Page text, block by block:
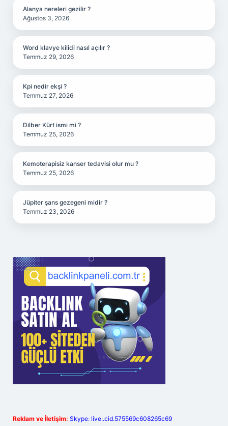
Alanya nereleri gezilir ?
Ağustos 3, 2026
Word klavye kilidi nasıl açılır ?
Temmuz 29, 2026
Kpi nedir ekşi ?
Temmuz 27, 2026
Dilber Kürt ismi mi ?
Temmuz 25, 2026
Kemoterapisiz kanser tedavisi olur mu ?
Temmuz 25, 2026
Jüpiter şans gezegeni midir ?
Temmuz 23, 2026
Reklam ve İletişim: Skype: live:.cid.575569c608265c69